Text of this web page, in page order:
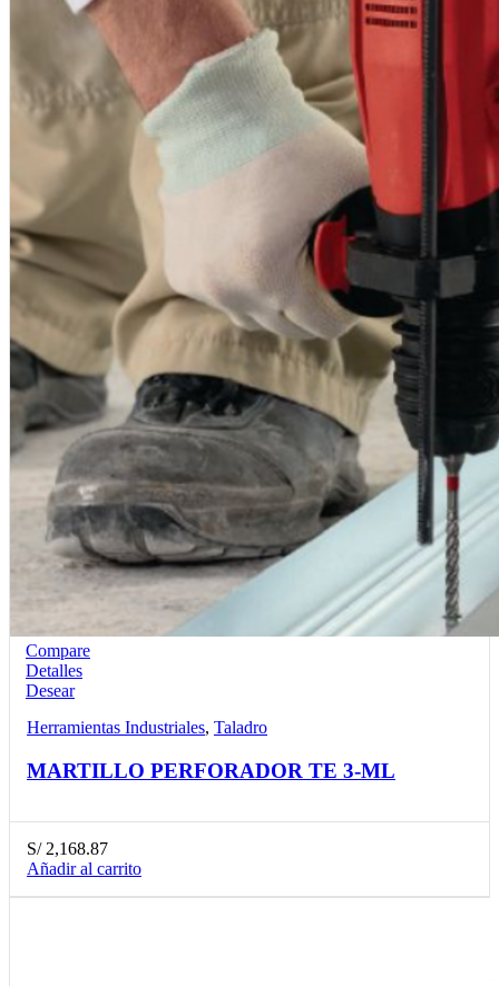
Compare
Detalles
Desear
Herramientas Industriales, Taladro
MARTILLO PERFORADOR TE 3-ML
S/2,168.87
Añadir al carrito